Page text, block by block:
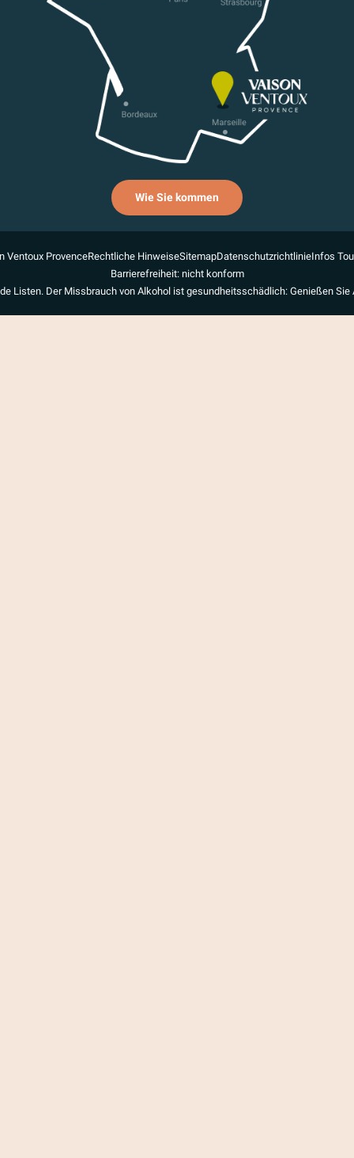
Wie Sie kommen
Ventoux ProvenceRechtliche HinweiseSitemapDatenschutzrichtlinieInfos
Barrierefreiheit: nicht konform
Listen. Der Missbrauch von Alkohol ist gesundheitsschädlich: Genießen Sie